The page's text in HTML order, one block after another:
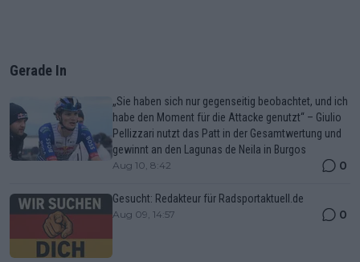
Gerade In
„Sie haben sich nur gegenseitig beobachtet, und ich
habe den Moment für die Attacke genutzt“ – Giulio
Pellizzari nutzt das Patt in der Gesamtwertung und
gewinnt an den Lagunas de Neila in Burgos
Aug 10, 8:42 0
Gesucht: Redakteur für Radsportaktuell.de
Aug 09, 14:57 0